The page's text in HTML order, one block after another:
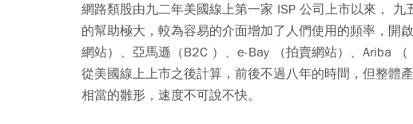
網路類股由九二年美國線上第一家 ISP 公司上市以來，
的幫助極大，較為容易的介面增加了人們使用的頻率，開
網站）、亞馬遜（B2C ）、e-Bay （拍賣網站）、Ariba
從美國線上上市之後計算，前後不過八年的時間，但整體
相當的雛形，速度不可說不快。